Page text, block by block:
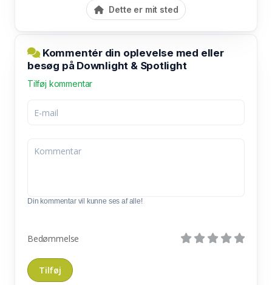
Dette er mit sted
Kommentér din oplevelse med eller
besøg på Downlight & Spotlight
Tilføj kommentar
Din kommentar vil kunne ses af alle!
Bedømmelse